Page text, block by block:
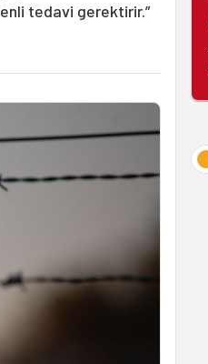
tedavi gerektirir.”